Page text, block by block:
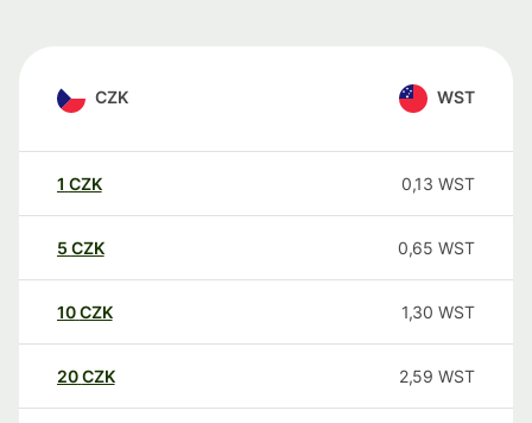
CZK WST
1 CZK 0,13 WST
5 CZK 0,65 WST
10CZK 1,30 WST
20CZK 2,59 WST